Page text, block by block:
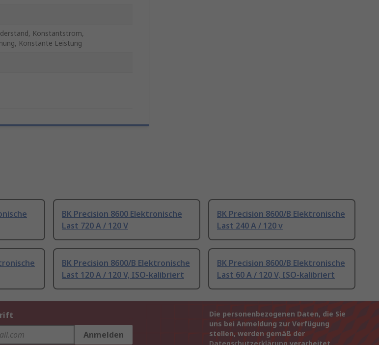
Konstantstrom,
Konstante Leistung
BK Precision 8600 Elektronische
Last 720 A / 120 V
BK Precision 8600/B Elektronische
Last 240 A / 120 v
BK Precision 8600/B Elektronische
Last 120 A / 120 V, ISO-kalibriert
BK Precision 8600/B Elektronische
Last 60 A / 120 V, ISO-kalibriert
Anmelden
Die personenbezogenen Daten, die Sie
uns bei Anmeldung zur Verfügung
stellen, werden gemäß der